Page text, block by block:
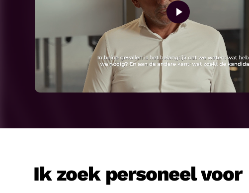
Ik zoek personeel voor